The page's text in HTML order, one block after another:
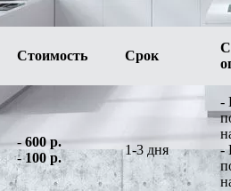
Стоимость Срок
- 600 р.
-100 р.
1-3 дня
-
-